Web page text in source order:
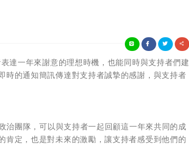
達一年來謝意的理想時機，也能同時與支持者們建
的通知簡訊傳達對支持者誠摯的感謝，與支持者
團隊，可以與支持者一起回顧這一年來共同的成
定，也是對未來的激勵，讓支持者感受到他們的